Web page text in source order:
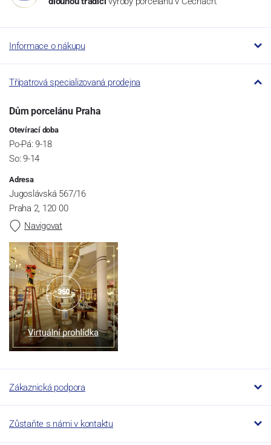
Informace o nákupu
Třípatrová specializovaná prodejna
Dům porcelánu Praha
Otevírací doba
Po-Pá: 9-18
So: 9-14
Adresa
Jugoslávská 567/16
Praha 2, 120 00
Navigovat
Zákaznická podpora
Zůstaňte s námi v kontaktu